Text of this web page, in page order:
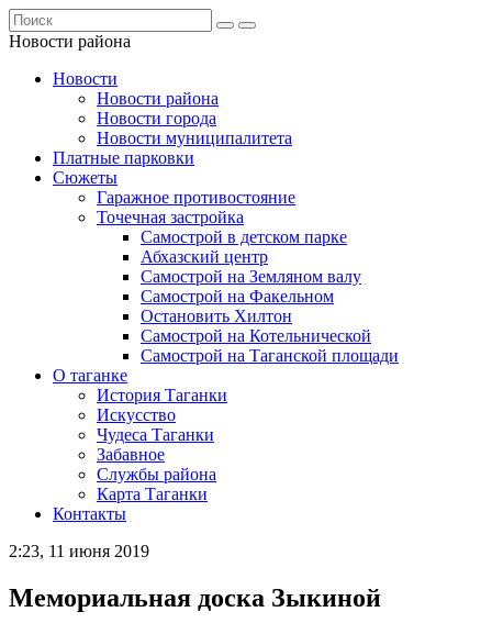
Новости района
Новости
Новости района
Новости города
Новости муниципалитета
Платные парковки
Сюжеты
Гаражное противостояние
Точечная застройка
Самострой в детском парке
Абхазский центр
Самострой на Земляном валу
Самострой на Факельном
Остановить Хилтон
Самострой на Котельнической
Самострой на Таганской площади
О таганке
История Таганки
Искусство
Чудеса Таганки
Забавное
Службы района
Карта Таганки
Контакты
2:23, 11 июня 2019
Мемориальная доска Зыкиной